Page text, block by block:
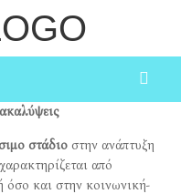
στάδιο στην ανάπτυξη
από
όσο και στην κοινωνική-